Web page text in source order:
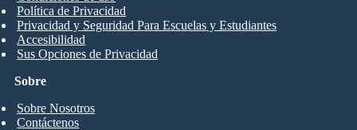
Sobre
Sobre Nosotros
Contáctenos
Política de Privacidad
Privacidad y Seguridad Para Escuelas y Estudiantes
Accesibilidad
Sus Opciones de Privacidad